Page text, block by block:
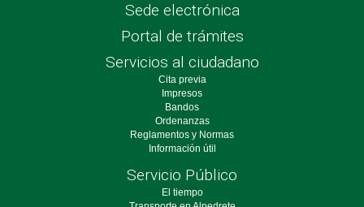
Sede electrónica
Portal de trámites
Servicios al ciudadano
Cita previa
Impresos
Bandos
Ordenanzas
Reglamentos y Normas
Información útil
Servicio Público
El tiempo